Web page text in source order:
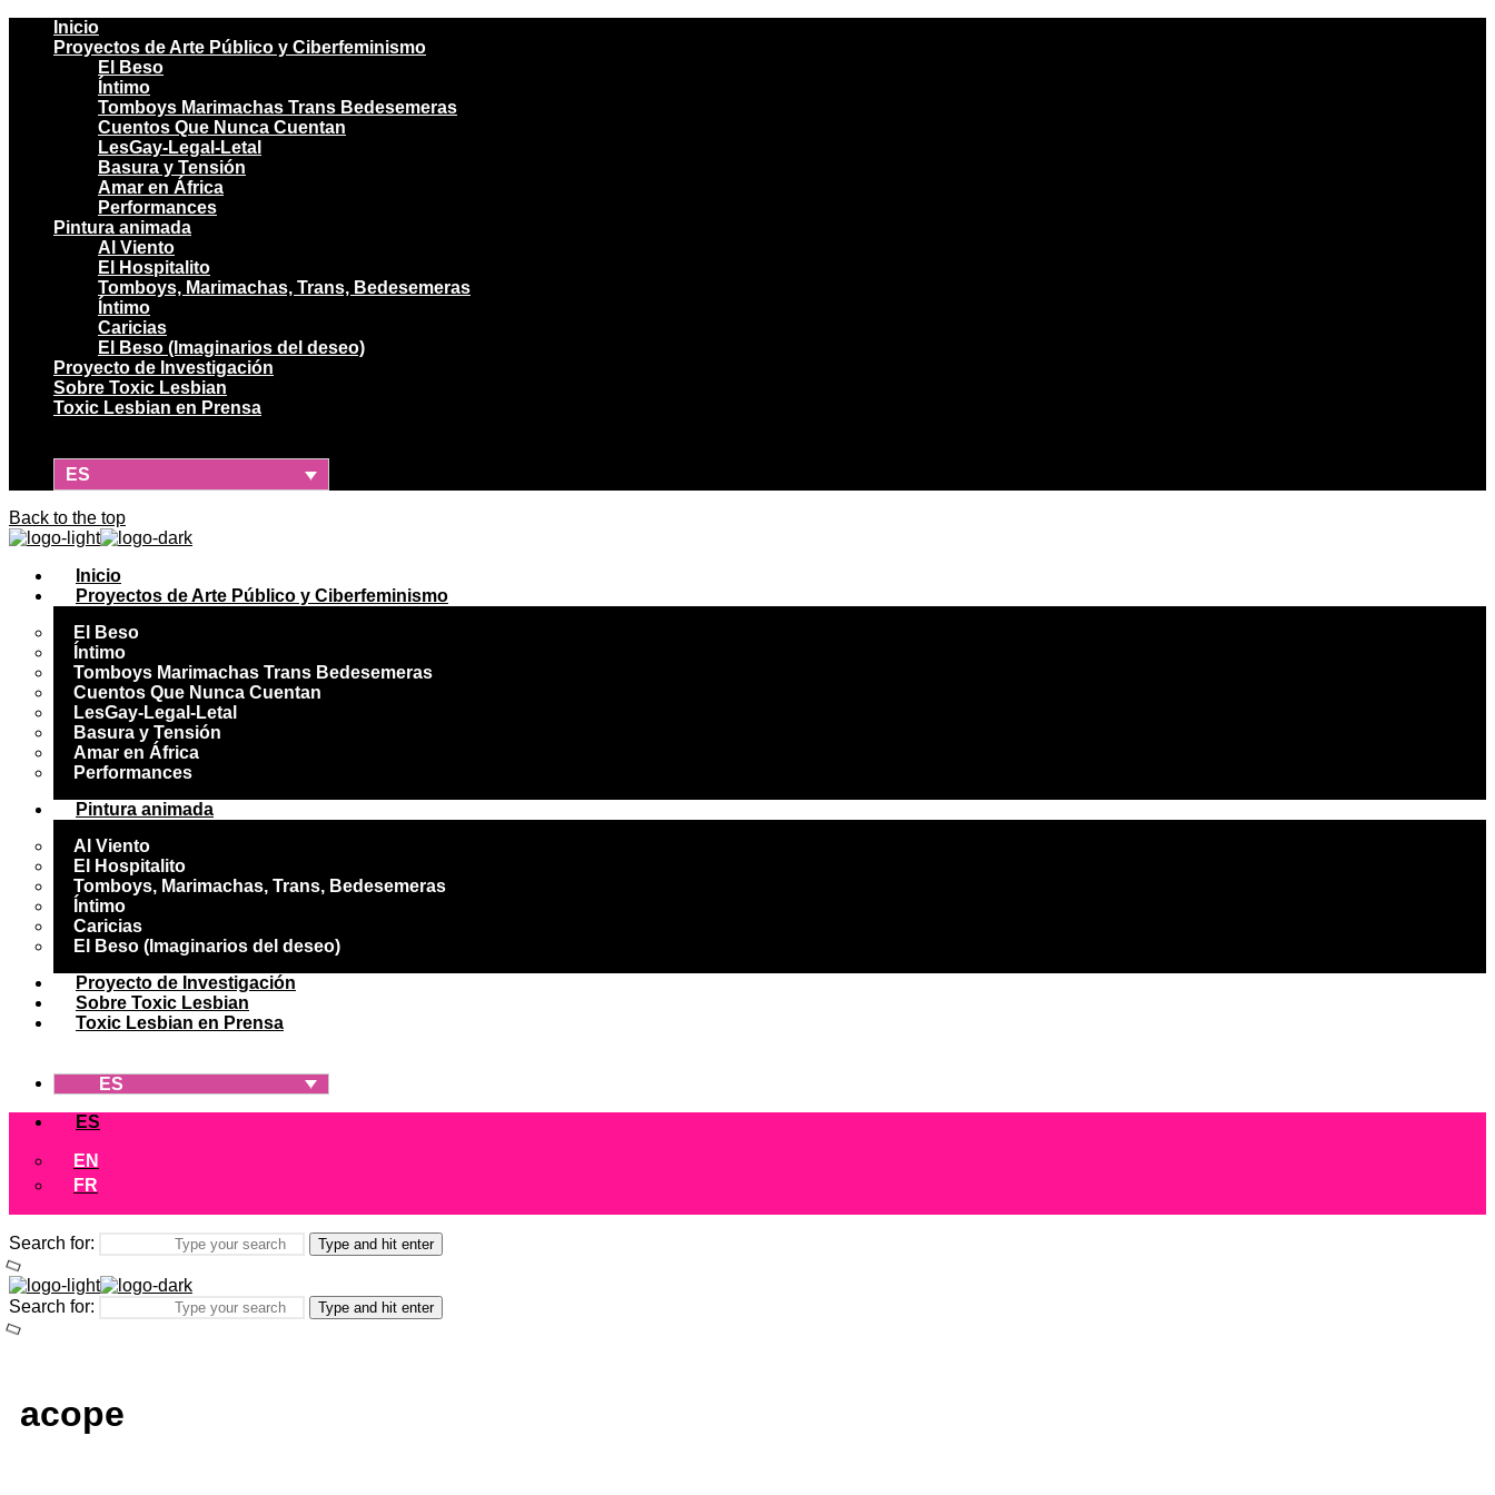
Inicio
Proyectos de Arte Público y Ciberfeminismo
El Beso
Íntimo
Tomboys Marimachas Trans Bedesemeras
Cuentos Que Nunca Cuentan
LesGay-Legal-Letal
Basura y Tensión
Amar en África
Performances
Pintura animada
Al Viento
El Hospitalito
Tomboys, Marimachas, Trans, Bedesemeras
Íntimo
Caricias
El Beso (Imaginarios del deseo)
Proyecto de Investigación
Sobre Toxic Lesbian
Toxic Lesbian en Prensa
ES
Back to the top
Inicio
Proyectos de Arte Público y Ciberfeminismo
El Beso
Íntimo
Tomboys Marimachas Trans Bedesemeras
Cuentos Que Nunca Cuentan
LesGay-Legal-Letal
Basura y Tensión
Amar en África
Performances
Pintura animada
Al Viento
El Hospitalito
Tomboys, Marimachas, Trans, Bedesemeras
Íntimo
Caricias
El Beso (Imaginarios del deseo)
Proyecto de Investigación
Sobre Toxic Lesbian
Toxic Lesbian en Prensa
ES
ES
EN
FR
Search for: Type and hit enter
Search for: Type and hit enter
acope